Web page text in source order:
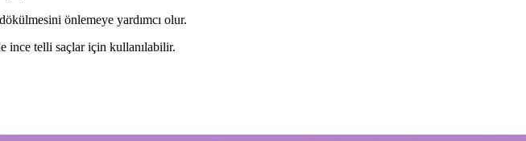
önlemeye yardımcı olur.
ince telli saçlar için kullanılabilir.